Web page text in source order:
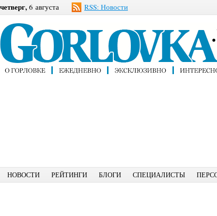
четверг, 6 августа RSS: Новости
НОВОСТИ РЕЙТИНГИ БЛОГИ СПЕЦИАЛИСТЫ